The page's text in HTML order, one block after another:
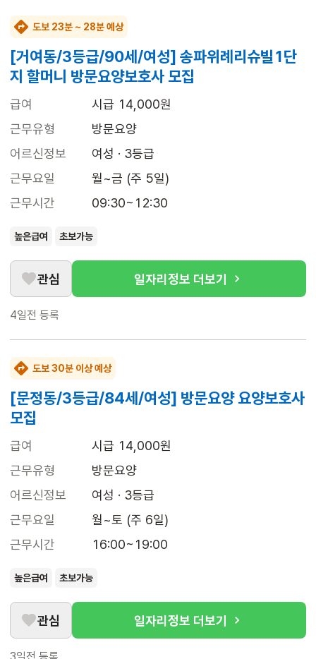
도보 23분 ~ 28분 예상
[거여동/3등급/90세/여성] 송파위례리슈빌1단
지 할머니 방문요양보호사 모집
급여
시급 14,000원
근무유형
방문요양
어르신정보
여성 · 3등급
근무요일
월~금 (주 5일)
근무시간
09:30~12:30
높은급여 초보가능
관심 일자리정보 더보기
4일전 등록
도보 30분 이상 예상
[문정동/3등급/84세/여성] 방문요양 요양보호사
모집
급여
시급 14,000원
근무유형
방문요양
어르신정보
여성 · 3등급
근무요일
월~토 (주 6일)
근무시간
16:00~19:00
높은급여 초보가능
관심 일자리정보 더보기